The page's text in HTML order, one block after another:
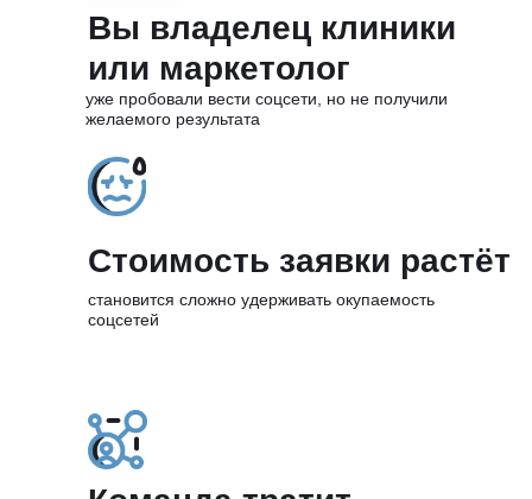
Вы владелец клиники
или маркетолог
уже пробовали вести соцсети, но не получили
желаемого результата
Стоимость заявки растёт
становится сложно удерживать окупаемость
соцсетей